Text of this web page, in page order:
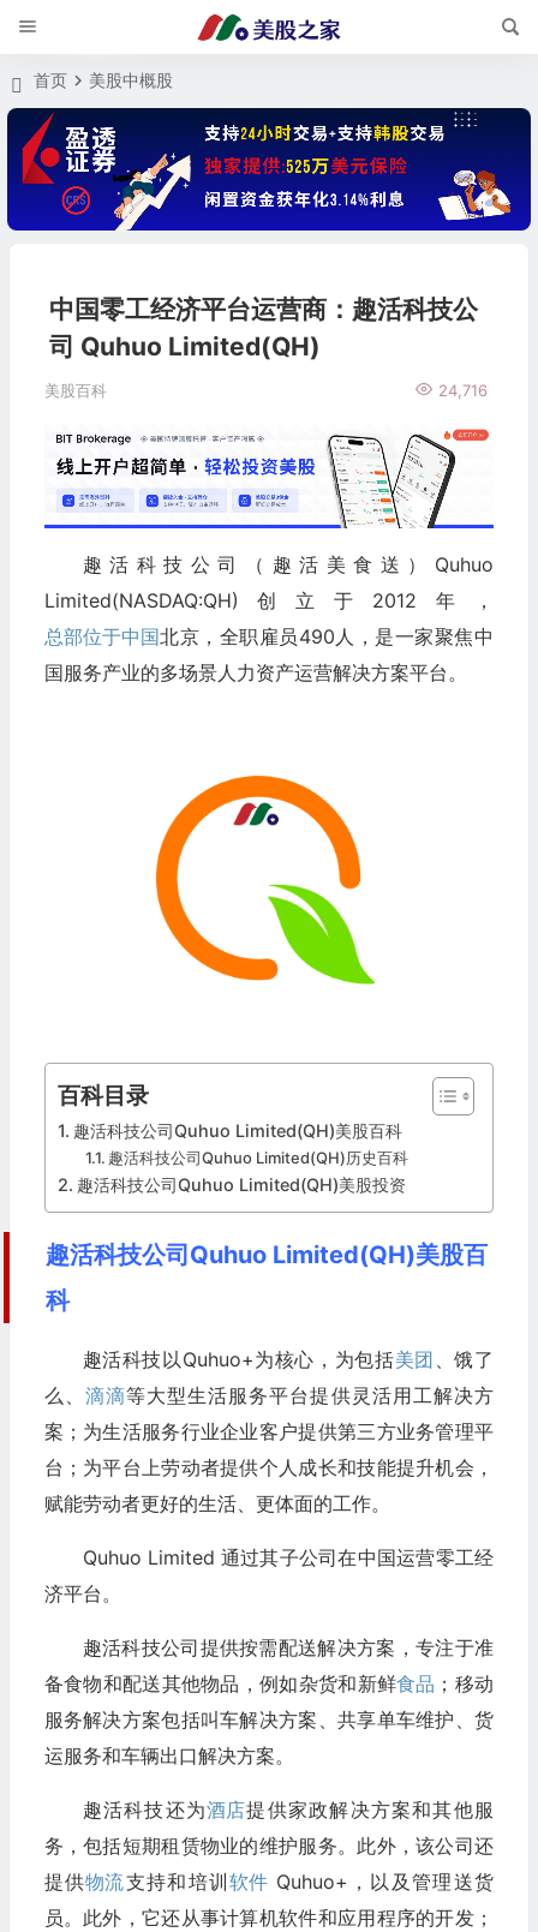
首页 美股中概股
中国零工经济平台运营商：趣活科技公
司 Quhuo Limited(QH)
美股百科 24,716
趣活科技公司（趣活美食送）Quhuo
Limited(NASDAQ:QH)创立于2012年，
总部位于中国北京，全职雇员490人，是一家聚焦中
国服务产业的多场景人力资产运营解决方案平台。
百科目录
趣活科技公司Quhuo Limited(QH)美股百科
趣活科技公司Quhuo Limited(QH)历史百科
趣活科技公司Quhuo Limited(QH)美股投资
趣活科技公司Quhuo Limited(QH)美股百
科
趣活科技以Quhuo+为核心，为包括美团 、饿了
么、 滴滴等大型生活服务平台提供灵活用工解决方
案；为生活服务行业企业客户提供第三方业务管理平
台；为平台上劳动者提供个人成长和技能提升机会，
赋能劳动者更好的生活、更体面的工作。
Quhuo Limited 通过其子公司在中国运营零工经
济平台。
趣活科技公司提供按需配送解决方案，专注于准
备食物和配送其他物品，例如杂货和新鲜食品 ；移动
服务解决方案包括叫车解决方案、共享单车维护、货
运服务和车辆出口解决方案。
趣活科技还为酒店提供家政解决方案和其他服
务，包括短期租赁物业的维护服务。此外，该公司还
提供物流支持和培训软件 Quhuo+，以及管理送货
员。此外，它还从事计算机软件和应用程序的开发；